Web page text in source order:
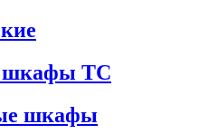
шкафы ТС
шкафы